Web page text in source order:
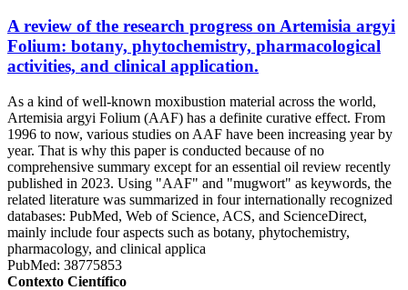
A review of the research progress on Artemisia argyi
Folium: botany, phytochemistry, pharmacological
activities, and clinical application.
As a kind of well-known moxibustion material across the world,
Artemisia argyi Folium (AAF) has a definite curative effect. From
1996 to now, various studies on AAF have been increasing year by
year. That is why this paper is conducted because of no
comprehensive summary except for an essential oil review recently
published in 2023. Using "AAF" and "mugwort" as keywords, the
related literature was summarized in four internationally recognized
databases: PubMed, Web of Science, ACS, and ScienceDirect,
mainly include four aspects such as botany, phytochemistry,
pharmacology, and clinical applica
PubMed: 38775853
Contexto Científico